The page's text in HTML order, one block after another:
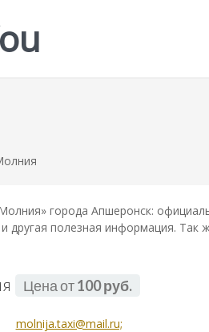
города Апшеронск:
и другая полезная информация.
Цена от100 руб.
molnija.taxi@mail.ru;